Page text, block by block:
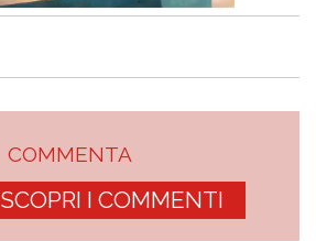
COMMENTA
I COMMENTI